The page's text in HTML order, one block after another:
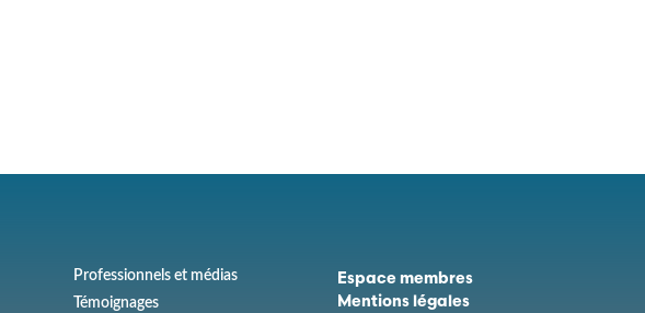
Professionnels et médias
Témoignages
Espace membres
Mentions légales